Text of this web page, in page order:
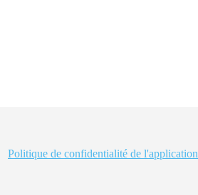
Politique de confidentialité de l'application